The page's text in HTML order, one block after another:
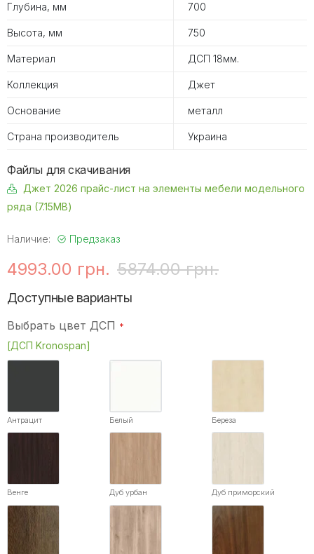
Глубина, мм 700
Высота, мм 750
Материал ДСП 18мм.
Коллекция Джет
Основание металл
Страна производитель Украина
Файлы для скачивания
Джет 2026 прайс-лист на элементы мебели модельного
ряда (7.15MB)
Наличие: Предзаказ
4993.00 грн. 5874.00 грн.
Доступные варианты
Выбрать цвет ДСП
[ДСП Kronospan]
Антрацит Белый Береза
Венге Дуб урбан Дуб приморский